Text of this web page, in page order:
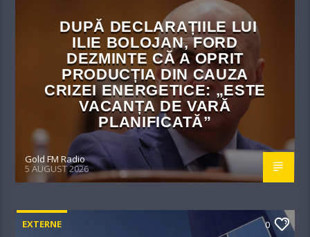
DUPĂ DECLARAȚIILE LUI
ILIE BOLOJAN, FORD
DEZMINTE CĂ A OPRIT
PRODUCȚIA DIN CAUZA
CRIZEI ENERGETICE: „ESTE
VACANȚA DE VARĂ
PLANIFICATĂ”
Gold FM Radio
5 AUGUST 2026
EXTERNE 0